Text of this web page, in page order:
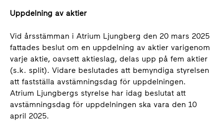
Uppdelning av aktier
Vid årsstämman i Atrium Ljungberg den 20 mars 2025
fattades beslut om en uppdelning av aktier varigenom
varje aktie, oavsett aktieslag, delas upp på fem aktier
(s.k. split). Vidare beslutades att bemyndiga styrelsen
att fastställa avstämningsdag för uppdelningen.
Atrium Ljungbergs styrelse har idag beslutat att
avstämningsdag för uppdelningen ska vara den 10
april 2025.